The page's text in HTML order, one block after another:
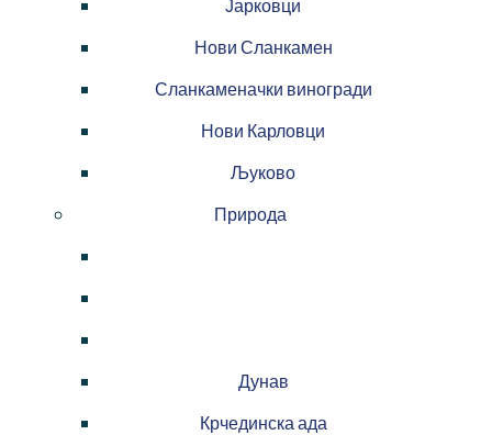
Јарковци
Нови Сланкамен
Сланкаменачки виногради
Нови Карловци
Љуково
Природа
Дунав
Крчединска ада